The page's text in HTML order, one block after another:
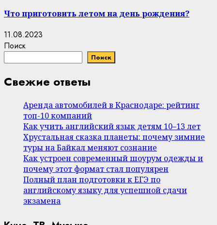
Что приготовить летом на день рождения?
11.08.2023
Поиск
Поиск
Свежие ответы
Аренда автомобилей в Краснодаре: рейтинг
топ-10 компаний
Как учить английский язык детям 10–13 лет
Хрустальная сказка планеты: почему зимние
туры на Байкал меняют сознание
Как устроен современный шоурум одежды и
почему этот формат стал популярен
Полный план подготовки к ЕГЭ по
английскому языку для успешной сдачи
экзамена